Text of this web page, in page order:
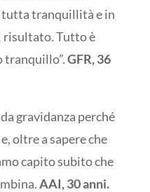
tutta tranquillità e in
risultato. Tutto è
tranquillo”.GFR, 36
gravidanza perché
oltre a sapere che
capito subito che
AAI, 30 anni.